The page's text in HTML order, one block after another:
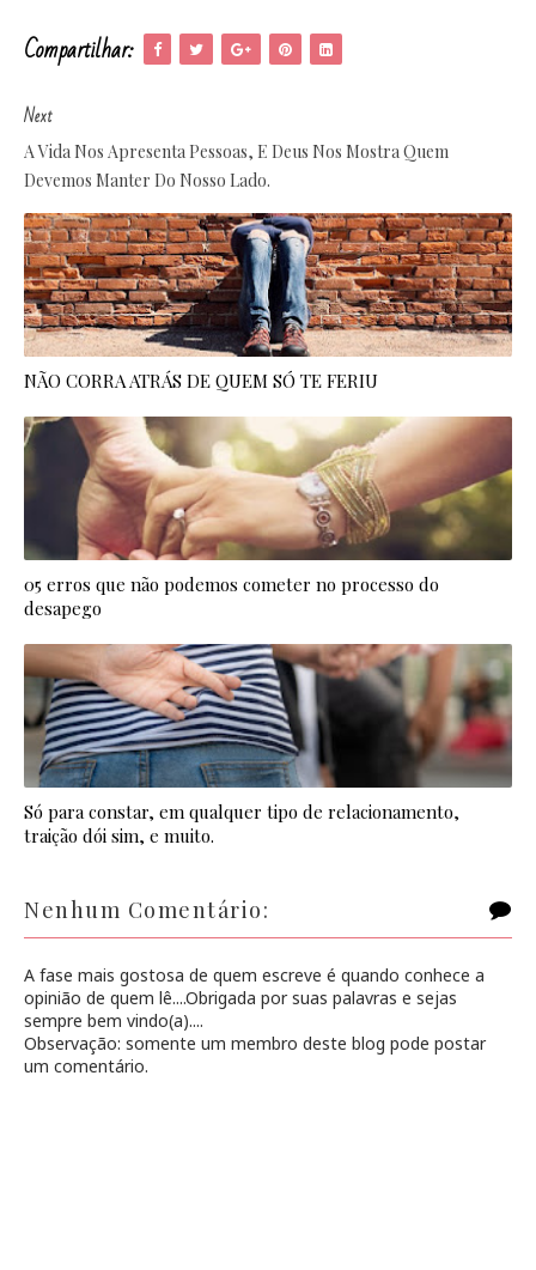
Compartilhar:
Next
A Vida Nos Apresenta Pessoas, E Deus Nos Mostra Quem
Devemos Manter Do Nosso Lado.
NÃO CORRA ATRÁS DE QUEM SÓ TE FERIU
05 erros que não podemos cometer no processo do
desapego
Só para constar, em qualquer tipo de relacionamento,
traição dói sim, e muito.
Nenhum Comentário:
A fase mais gostosa de quem escreve é quando conhece a
opinião de quem lê....Obrigada por suas palavras e sejas
sempre bem vindo(a)....
Observação: somente um membro deste blog pode postar
um comentário.